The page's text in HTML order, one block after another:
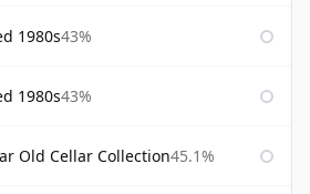
1980s43%
1980s43%
Old Cellar Collection45.1%